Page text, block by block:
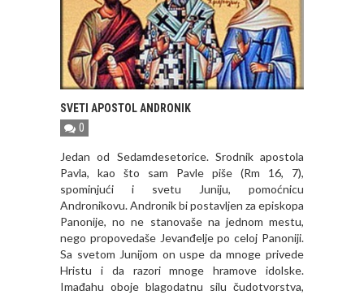
SVETI APOSTOL ANDRONIK
0
Jedan od Sedamdesetorice. Srodnik apostola
Pavla, kao što sam Pavle piše (Rm 16, 7),
spominjući i svetu Juniju, pomoćnicu
Andronikovu. Andronik bi postavljen za episkopa
Panonije, no ne stanovaše na jednom mestu,
nego propovedaše Jevanđelje po celoj Panoniji.
Sa svetom Junijom on uspe da mnoge privede
Hristu i da razori mnoge hramove idolske.
Imađahu oboje blagodatnu silu čudotvorstva,